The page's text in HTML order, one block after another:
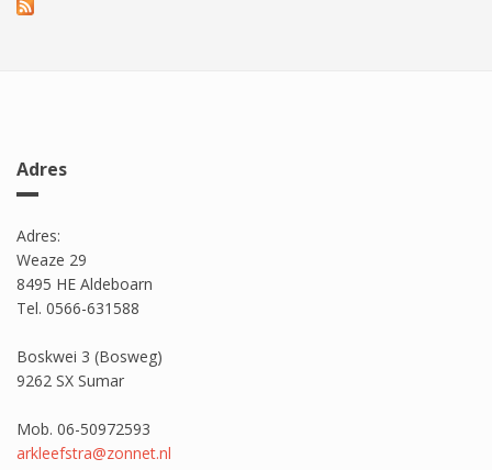
Adres
Adres:
Weaze 29
8495 HE Aldeboarn
Tel. 0566-631588
Boskwei 3 (Bosweg)
9262 SX Sumar
Mob. 06-50972593
arkleefstra@zonnet.nl